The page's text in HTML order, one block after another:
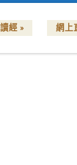
經 » 網上